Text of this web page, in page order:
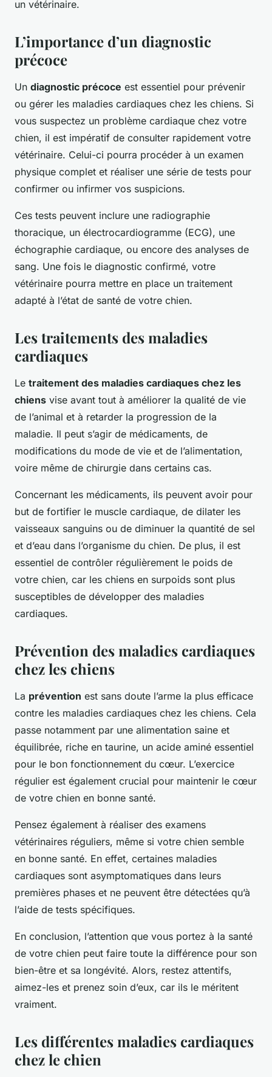
un vétérinaire.
L’importance d’un diagnostic
précoce
Un diagnostic précoce est essentiel pour prévenir
ou gérer les maladies cardiaques chez les chiens. Si
vous suspectez un problème cardiaque chez votre
chien, il est impératif de consulter rapidement votre
vétérinaire. Celui-ci pourra procéder à un examen
physique complet et réaliser une série de tests pour
confirmer ou infirmer vos suspicions.
Ces tests peuvent inclure une radiographie
thoracique, un électrocardiogramme (ECG), une
échographie cardiaque, ou encore des analyses de
sang. Une fois le diagnostic confirmé, votre
vétérinaire pourra mettre en place un traitement
adapté à l’état de santé de votre chien.
Les traitements des maladies
cardiaques
Le traitement des maladies cardiaques chez les
chiens vise avant tout à améliorer la qualité de vie
de l’animal et à retarder la progression de la
maladie. Il peut s’agir de médicaments, de
modifications du mode de vie et de l’alimentation,
voire même de chirurgie dans certains cas.
Concernant les médicaments, ils peuvent avoir pour
but de fortifier le muscle cardiaque, de dilater les
vaisseaux sanguins ou de diminuer la quantité de sel
et d’eau dans l’organisme du chien. De plus, il est
essentiel de contrôler régulièrement le poids de
votre chien, car les chiens en surpoids sont plus
susceptibles de développer des maladies
cardiaques.
Prévention des maladies cardiaques
chez les chiens
La prévention est sans doute l’arme la plus efficace
contre les maladies cardiaques chez les chiens. Cela
passe notamment par une alimentation saine et
équilibrée, riche en taurine, un acide aminé essentiel
pour le bon fonctionnement du cœur. L’exercice
régulier est également crucial pour maintenir le cœur
de votre chien en bonne santé.
Pensez également à réaliser des examens
vétérinaires réguliers, même si votre chien semble
en bonne santé. En effet, certaines maladies
cardiaques sont asymptomatiques dans leurs
premières phases et ne peuvent être détectées qu’à
l’aide de tests spécifiques.
En conclusion, l’attention que vous portez à la santé
de votre chien peut faire toute la différence pour son
bien-être et sa longévité. Alors, restez attentifs,
aimez-les et prenez soin d’eux, car ils le méritent
vraiment.
Les différentes maladies cardiaques
chez le chien